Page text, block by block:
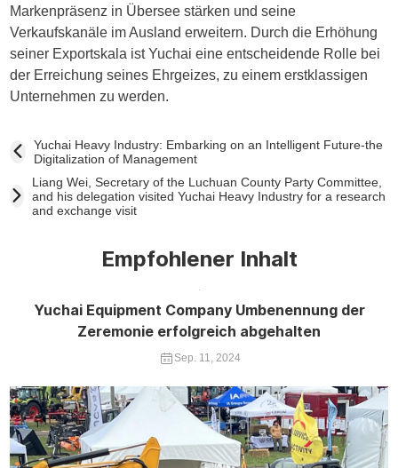
Markenpräsenz in Übersee stärken und seine
Verkaufskanäle im Ausland erweitern. Durch die Erhöhung
seiner Exportskala ist Yuchai eine entscheidende Rolle bei
der Erreichung seines Ehrgeizes, zu einem erstklassigen
Unternehmen zu werden.
Yuchai Heavy Industry: Embarking on an Intelligent Future-the
Digitalization of Management
Liang Wei, Secretary of the Luchuan County Party Committee,
and his delegation visited Yuchai Heavy Industry for a research
and exchange visit
Empfohlener Inhalt
Yuchai Equipment Company Umbenennung der
Zeremonie erfolgreich abgehalten
Sep. 11, 2024